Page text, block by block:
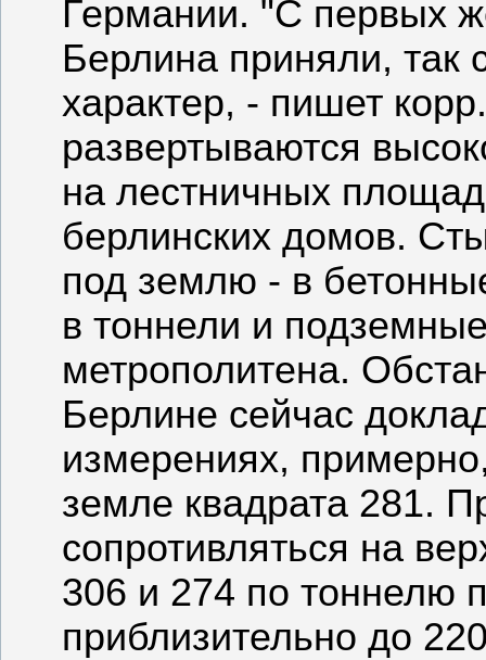
Германии. "С первых
Берлина приняли, так
характер, - пишет
развертываются
на лестничных
берлинских домов.
под землю - в
в тоннели и
метрополитена.
Берлине сейчас
измерениях,
земле квадрата 281.
сопротивляться на
306 и 274 по тоннелю
приблизительно до